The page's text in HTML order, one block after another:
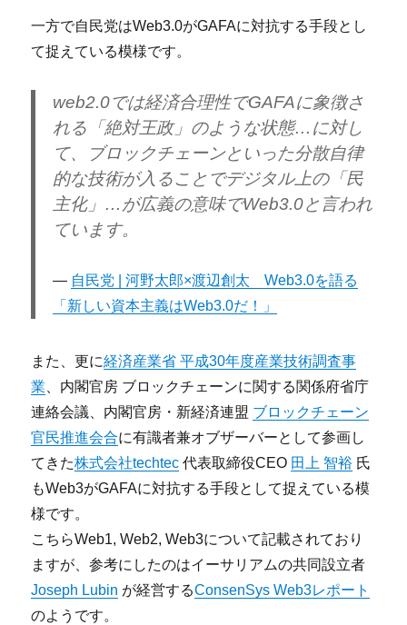
一方で自民党はWeb3.0がGAFAに対抗する手段とし
て捉えている模様です。
web2.0では経済合理性でGAFAに象徴さ
れる「絶対王政」のような状態…に対し
て、ブロックチェーンといった分散自律
的な技術が入ることでデジタル上の「民
主化」…が広義の意味でWeb3.0と言われ
ています。
自民党 | 河野太郎×渡辺創太 Web3.0を語る
「新しい資本主義はWeb3.0だ！」
また、更に経済産業省 平成30年度産業技術調査事
業 、内閣官房 ブロックチェーンに関する関係府省庁
連絡会議、内閣官房・新経済連盟 ブロックチェーン
官民推進会合に有識者兼オブザーバーとして参画し
てきた株式会社techtec 代表取締役CEO 田上 智裕 氏
もWeb3がGAFAに対抗する手段として捉えている模
様です。
こちらWeb1, Web2, Web3について記載されており
ますが、参考にしたのはイーサリアムの共同設立者
Joseph Lubin が経営するConsenSys Web3レポート
のようです。